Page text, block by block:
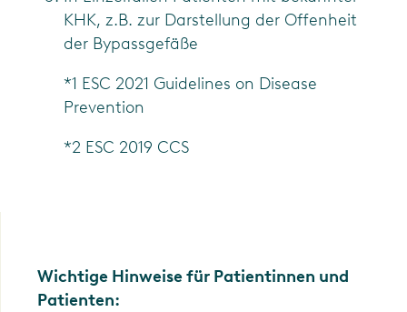
KHK, z.B. zur Darstellung der Offenheit
der Bypassgefäße
*1 ESC 2021 Guidelines on Disease
Prevention
*2 ESC 2019 CCS
Wichtige Hinweise für Patientinnen und
Patienten: